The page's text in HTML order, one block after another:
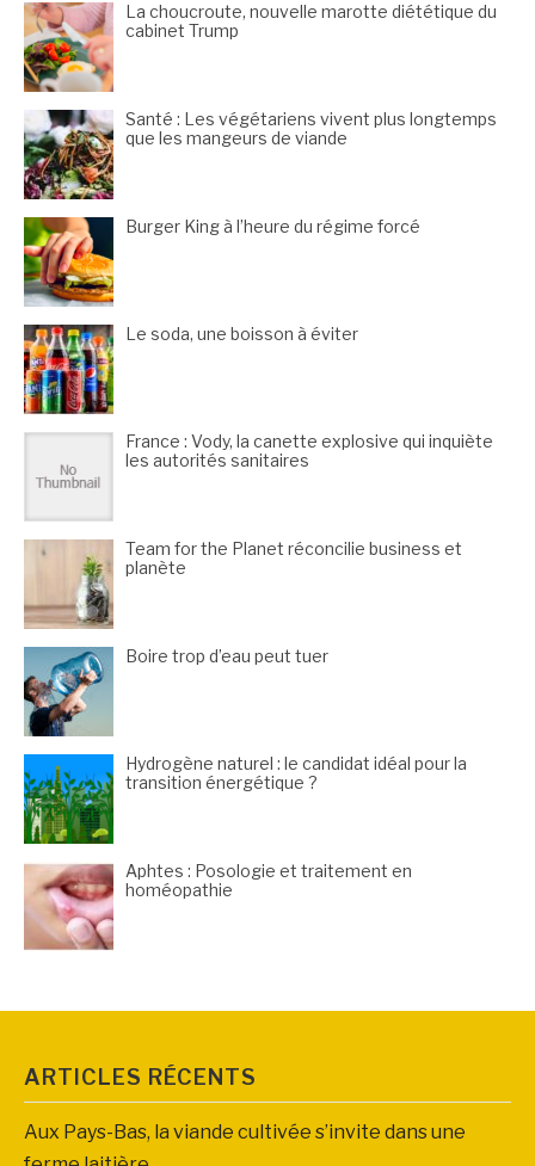
La choucroute, nouvelle marotte diététique du
cabinet Trump
Santé : Les végétariens vivent plus longtemps
que les mangeurs de viande
Burger King à l’heure du régime forcé
Le soda, une boisson à éviter
France : Vody, la canette explosive qui inquiète
les autorités sanitaires
Team for the Planet réconcilie business et
planète
Boire trop d’eau peut tuer
Hydrogène naturel : le candidat idéal pour la
transition énergétique ?
Aphtes : Posologie et traitement en
homéopathie
ARTICLES RÉCENTS
Aux Pays-Bas, la viande cultivée s’invite dans une